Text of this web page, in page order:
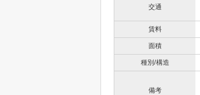
交通
賃料
面積
種別/構造
備考